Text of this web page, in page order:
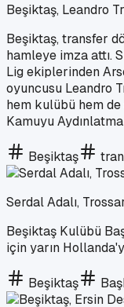
Beşiktaş, Leandro
Beşiktaş, transfer
hamleye imza attı.
Lig ekiplerinden
oyuncusu Leandro
hem kulübü hem de
Kamuyu
Beşiktaş
Serdal Adalı,
Beşiktaş Kulübü
için yarın
Beşiktaş